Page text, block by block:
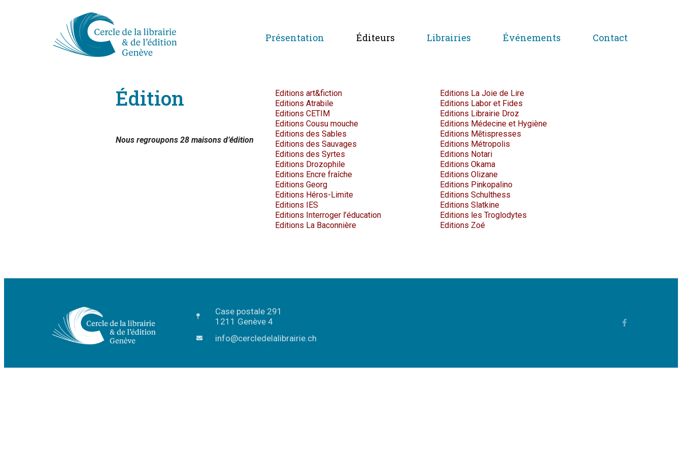
Présentation Éditeurs Librairies Événements Contact
Édition
Nous regroupons 28 maisons d’édition
Editions art&fiction
Editions Atrabile
Editions CETIM
Editions Cousu mouche
Editions des Sables
Editions des Sauvages
Editions des Syrtes
Editions Drozophile
Editions Encre fraîche
Editions Georg
Editions Héros-Limite
Editions IES
Editions Interroger l’éducation
Editions La Baconnière
Editions La Joie de Lire
Editions Labor et Fides
Editions Librairie Droz
Editions Médecine et Hygiène
Editions Mētispresses
Editions Métropolis
Editions Notari
Editions Okama
Editions Olizane
Editions Pinkopalino
Editions Schulthess
Editions Slatkine
Editions les Troglodytes
Editions Zoé
Case postale 291
1211 Genève 4
info@cercledelalibrairie.ch